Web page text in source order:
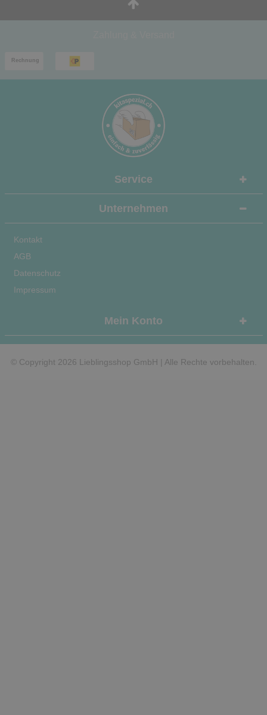
Service
Unternehmen
Kontakt
AGB
Datenschutz
Impressum
Mein Konto
© Copyright 2026 Lieblingsshop GmbH | Alle Rechte vorbehalten.